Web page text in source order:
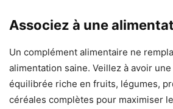
Associez à une
Un complément alimentaire ne
alimentation saine. Veillez à avoir
équilibrée riche en fruits, légumes,
céréales complètes pour maximiser